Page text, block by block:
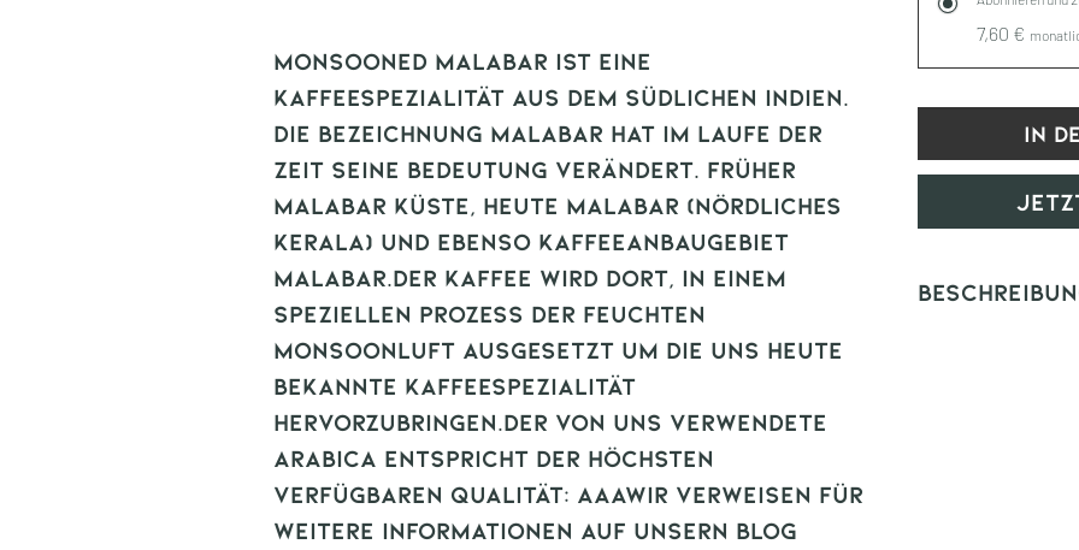
Monsooned Malabar ist eine
Kaffeespezialität aus dem südlichen Indien.
Die Bezeichnung Malabar hat im laufe der
Zeit seine Bedeutung verändert. Früher
Malabar Küste, heute Malabar (nördliches
Kerala) und ebenso Kaffeeanbaugebiet
Malabar.Der Kaffee wird dort, in einem
speziellen Prozess der feuchten
Monsoonluft ausgesetzt um die uns heute
bekannte Kaffeespezialität
hervorzubringen.Der von uns Verwendete
Arabica entspricht der höchsten
verfügbaren Qualität: AAAWir verweisen für
weitere Informationen auf unsern Blog
7,60 €
In